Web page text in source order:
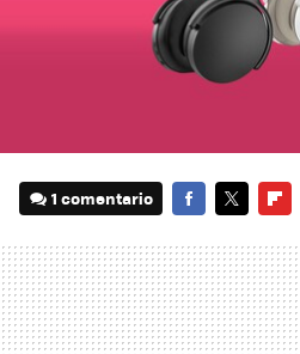
1 comentario